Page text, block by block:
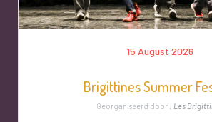
15 August 2026
Brigittines Summer
Georganiseerd door : Les